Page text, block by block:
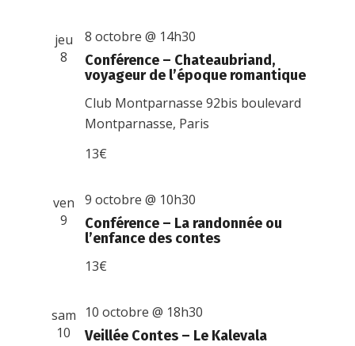
jeu
8
Conférence – Chateaubriand,
voyageur de l’époque romantique
8 octobre @ 14h30
Club Montparnasse92bis boulevard
Montparnasse, Paris
13€
ven
9
Conférence – La randonnée ou
l’enfance des contes
9 octobre @ 10h30
13€
sam
10
Veillée Contes – Le Kalevala
10 octobre @ 18h30